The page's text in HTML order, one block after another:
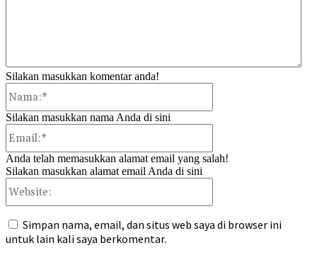
Silakan masukkan komentar anda!
Silakan masukkan nama Anda di sini
Anda telah memasukkan alamat email yang salah!
Silakan masukkan alamat email Anda di sini
Simpan nama, email, dan situs web saya di browser ini
untuk lain kali saya berkomentar.